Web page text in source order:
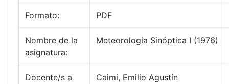
Formato: PDF
Nombre de la
asignatura:
Meteorología Sinóptica I (1976)
Docente/s a
Caimi, Emilio Agustín